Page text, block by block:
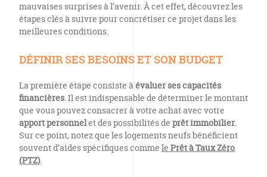
mauvaises surprises à l’avenir. À cet effet, découvrez les
étapes clés à suivre pour concrétiser ce projet dans les
meilleures conditions.
DÉFINIR SES BESOINS ET SON BUDGET
La première étape consiste àévaluer ses capacités
financières. Il est indispensable de déterminer le montant
que vous pouvez consacrer à votre achat avec votre
apport personnelet des possibilités de prêt immobilier.
Sur ce point, notez que les logements neufs bénéficient
souvent d’aides spécifiques comme le Prêt à Taux Zéro
(PTZ).